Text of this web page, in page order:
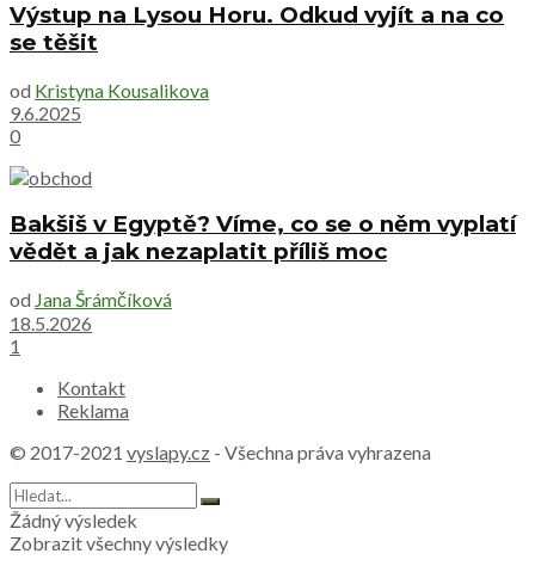
Výstup na Lysou Horu. Odkud vyjít a na co
se těšit
od Kristyna Kousalikova
9.6.2025
0
Bakšiš v Egyptě? Víme, co se o něm vyplatí
vědět a jak nezaplatit příliš moc
od Jana Šrámčíková
18.5.2026
1
Kontakt
Reklama
© 2017-2021 vyslapy.cz - Všechna práva vyhrazena
Žádný výsledek
Zobrazit všechny výsledky